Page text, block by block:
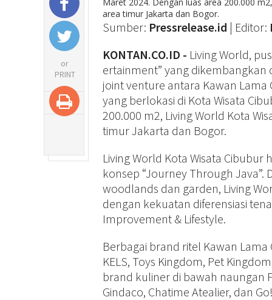
or
PRINT
area timur Jakarta dan Bogor.
Sumber: Pressrelease.id | Editor:
KONTAN.CO.ID - Living World,
ertainment” yang dikembangkan
joint venture antara Kawan Lama
yang berlokasi di Kota Wisata
200.000 m2, Living World Kota
timur Jakarta dan Bogor.
Living World Kota Wisata
konsep “Journey Through
woodlands dan garden, Living
dengan kekuatan diferensiasi
Improvement & Lifestyle.
Berbagai brand ritel Kawan Lama
KELS, Toys Kingdom, Pet
brand kuliner di bawah naungan
Gindaco, Chatime Atealier, dan